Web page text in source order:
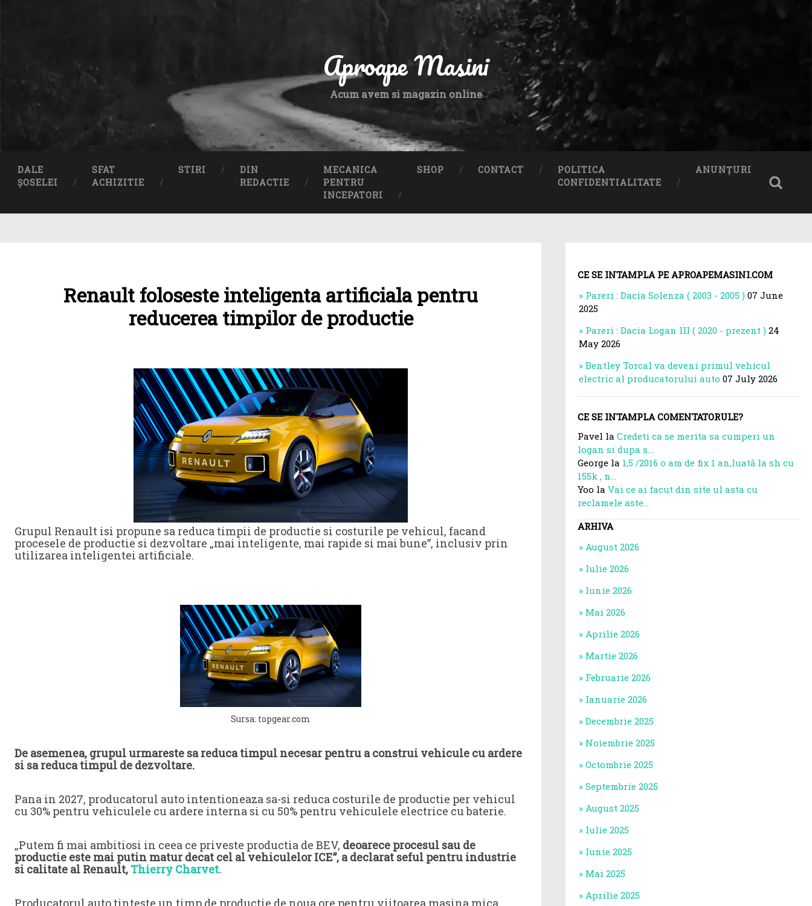
Aproape Masini
Acum avem si magazin online
DALE
ȘOSELEI
SFAT
ACHIZITIE
STIRI
DIN
REDACTIE
MECANICA
PENTRU
INCEPATORI
SHOP CONTACT
POLITICA
CONFIDENTIALITATE
ANUNȚURI
Renault foloseste inteligenta artificiala pentru
reducerea timpilor de productie
Grupul Renault isi propune sa reduca timpii de productie si costurile pe vehicul, facand
procesele de productie si dezvoltare „mai inteligente, mai rapide si mai bune”, inclusiv prin
utilizarea inteligentei artificiale.
Sursa: topgear.com
De asemenea, grupul urmareste sa reduca timpul necesar pentru a construi vehicule cu ardere
si sa reduca timpul de dezvoltare.
Pana in 2027, producatorul auto intentioneaza sa-si reduca costurile de productie per vehicul
cu 30% pentru vehiculele cu ardere interna si cu 50% pentru vehiculele electrice cu baterie.
„Putem fi mai ambitiosi in ceea ce priveste productia de BEV, deoarece procesul sau de
productie este mai putin matur decat cel al vehiculelor ICE”, a declarat seful pentru industrie
si calitate al Renault, Thierry Charvet.
Producatorul auto tinteste un timp de productie de noua ore pentru viitoarea masina mica
CE SE INTAMPLA PE APROAPEMASINI.COM
Pareri : Dacia Solenza ( 2003 - 2005 ) 07 June
2025
Pareri : Dacia Logan III ( 2020 - prezent ) 24
May 2026
Bentley Torcal va deveni primul vehicul
electric al producatorului auto 07 July 2026
CE SE INTAMPLA COMENTATORULE?
Pavel la Credeti ca se merita sa cumperi un
logan si dupa s...
George la 1,5 /2016 o am de fix 1 an,luată la sh cu
155k , n...
Yoo la Vai ce ai facut din site ul asta cu
reclamele aste...
ARHIVA
August 2026
Iulie 2026
Iunie 2026
Mai 2026
Aprilie 2026
Martie 2026
Februarie 2026
Ianuarie 2026
Decembrie 2025
Noiembrie 2025
Octombrie 2025
Septembrie 2025
August 2025
Iulie 2025
Iunie 2025
Mai 2025
Aprilie 2025